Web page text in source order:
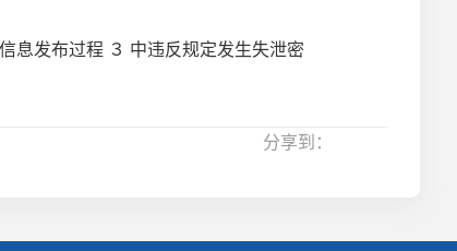
发布过程 ３ 中违反规定发生失泄密
分享到：